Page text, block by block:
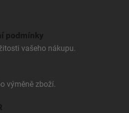
podmínky
vašeho nákupu.
výměně zboží.